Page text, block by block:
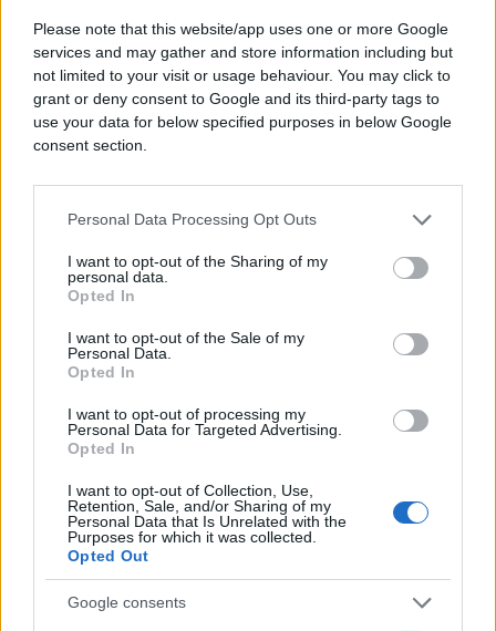
Please note that this website/app uses one or more Google
services and may gather and store information including but
not limited to your visit or usage behaviour. You may click to
grant or deny consent to Google and its third-party tags to
use your data for below specified purposes in below Google
consent section.
Personal Data Processing Opt Outs
I want to opt-out of the Sharing of my
personal data.
Opted In
I want to opt-out of the Sale of my
Personal Data.
Opted In
I want to opt-out of processing my
Personal Data for Targeted Advertising.
Opted In
I want to opt-out of Collection, Use,
Retention, Sale, and/or Sharing of my
Personal Data that Is Unrelated with the
Purposes for which it was collected.
Opted Out
Google consents
BiH.
Također, u prvim ocjenama istaknuto je i da treba
biti odlučan i ovaj izvještaj iskoristiti kao dodatni
poticaj i usmjerenje ka snažnijim i sveobuhvatnjim
Danas je istaknut značaj predstojećeg sastanku na
maju održati u Sofiji, kao i najave da će Vijeće
Evropske unije razmotriti pitanja proširenja, te u
zaključke, saopćeno je iz Sektora za odnose s
javnošću PSBiH.
#izvještaj #PSBIH